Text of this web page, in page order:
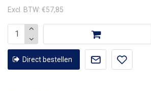
Excl. BTW: €57,85
Direct bestellen